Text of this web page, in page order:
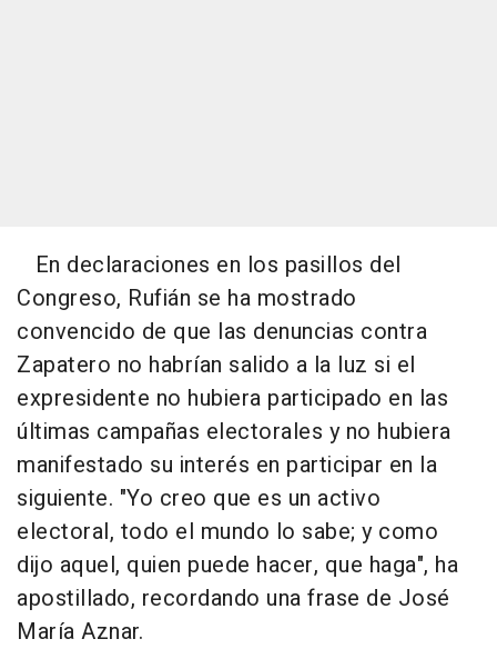
En declaraciones en los pasillos del
Congreso, Rufián se ha mostrado
convencido de que las denuncias contra
Zapatero no habrían salido a la luz si el
expresidente no hubiera participado en las
últimas campañas electorales y no hubiera
manifestado su interés en participar en la
siguiente. "Yo creo que es un activo
electoral, todo el mundo lo sabe; y como
dijo aquel, quien puede hacer, que haga", ha
apostillado, recordando una frase de José
María Aznar.